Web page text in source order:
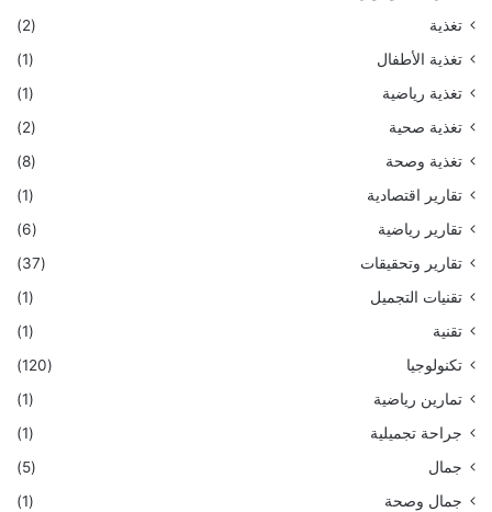
تغذية
(2)
تغذية الأطفال
(1)
تغذية رياضية
(1)
تغذية صحية
(2)
تغذية وصحة
(8)
تقارير اقتصادية
(1)
تقارير رياضية
(6)
تقارير وتحقيقات
(37)
تقنيات التجميل
(1)
تقنية
(1)
تكنولوجيا
(120)
تمارين رياضية
(1)
جراحة تجميلية
(1)
جمال
(5)
جمال وصحة
(1)